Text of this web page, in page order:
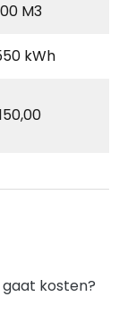
M3
kWh
kosten?